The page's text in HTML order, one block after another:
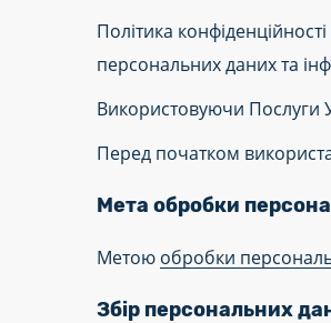
Політика
персональних даних та
Використовуючи Послуги
Перед початком
Мета обробки
Метою обробки
Збір персональних